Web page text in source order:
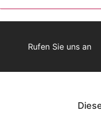
Rufen Sie uns an